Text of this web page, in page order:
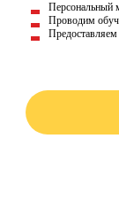
Персональный
Проводим